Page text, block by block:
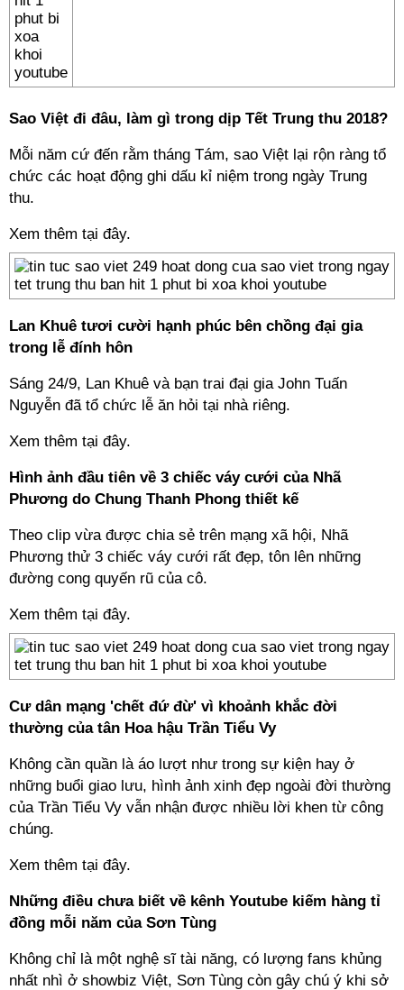
Sao Việt đi đâu, làm gì trong dịp Tết Trung thu 2018?
Mỗi năm cứ đến rằm tháng Tám, sao Việt lại rộn ràng tổ
chức các hoạt động ghi dấu kỉ niệm trong ngày Trung
thu.
Xem thêm tại đây.
Lan Khuê tươi cười hạnh phúc bên chồng đại gia
trong lễ đính hôn
Sáng 24/9, Lan Khuê và bạn trai đại gia John Tuấn
Nguyễn đã tổ chức lễ ăn hỏi tại nhà riêng.
Xem thêm tại đây.
Hình ảnh đầu tiên về 3 chiếc váy cưới của Nhã
Phương do Chung Thanh Phong thiết kế
Theo clip vừa được chia sẻ trên mạng xã hội, Nhã
Phương thử 3 chiếc váy cưới rất đẹp, tôn lên những
đường cong quyến rũ của cô.
Xem thêm tại đây.
Cư dân mạng 'chết đứ đừ' vì khoảnh khắc đời
thường của tân Hoa hậu Trần Tiểu Vy
Không cần quần là áo lượt như trong sự kiện hay ở
những buổi giao lưu, hình ảnh xinh đẹp ngoài đời thường
của Trần Tiểu Vy vẫn nhận được nhiều lời khen từ công
chúng.
Xem thêm tại đây.
Những điều chưa biết về kênh Youtube kiếm hàng tỉ
đồng mỗi năm của Sơn Tùng
Không chỉ là một nghệ sĩ tài năng, có lượng fans khủng
nhất nhì ở showbiz Việt, Sơn Tùng còn gây chú ý khi sở